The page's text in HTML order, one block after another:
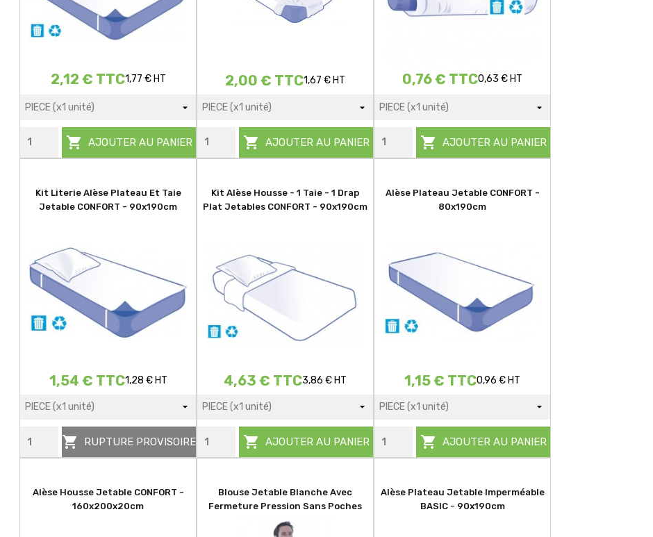
2,12 € TTC1,77 € HT
 AJOUTER AU PANIER
2,00 € TTC1,67 € HT
 AJOUTER AU PANIER
0,76 € TTC0,63 € HT
 AJOUTER AU PANIER
Kit Literie Alèse Plateau Et Taie
Jetable CONFORT - 90x190cm
1,54 € TTC1,28 € HT
 RUPTURE PROVISOIRE
Kit Alèse Housse - 1 Taie - 1 Drap
Plat Jetables CONFORT - 90x190cm
4,63 € TTC3,86 € HT
 AJOUTER AU PANIER
Alèse Plateau Jetable CONFORT -
80x190cm
1,15 € TTC0,96 € HT
 AJOUTER AU PANIER
Alèse Housse Jetable CONFORT -
160x200x20cm
Blouse Jetable Blanche Avec
Fermeture Pression Sans Poches
Alèse Plateau Jetable Imperméable
BASIC - 90x190cm